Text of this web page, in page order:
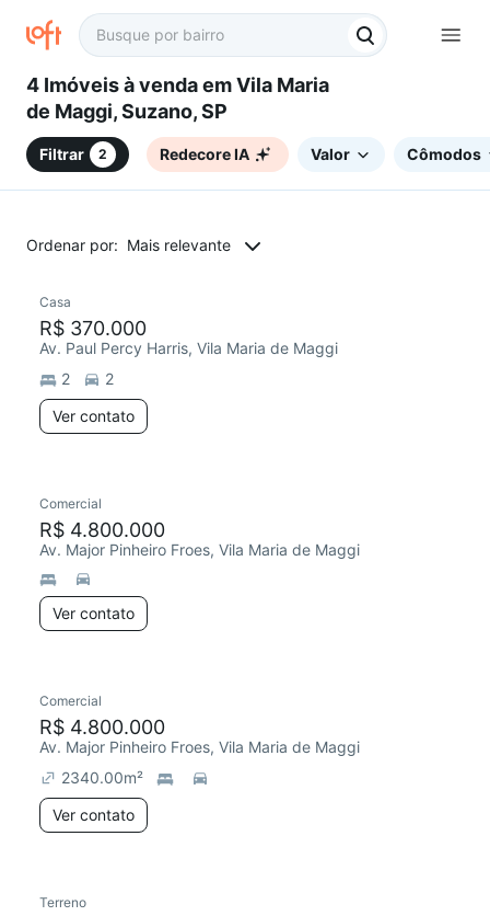
4 Imóveis à venda em Vila Maria
de Maggi, Suzano, SP
Filtrar 2 Redecore IA Valor Cômodos
Ordenar por: Mais relevante
Casa
R$ 370.000
Av. Paul Percy Harris, Vila Maria de Maggi
2
2
Ver contato
Comercial
R$ 4.800.000
Av. Major Pinheiro Froes, Vila Maria de Maggi
Ver contato
Comercial
R$ 4.800.000
Av. Major Pinheiro Froes, Vila Maria de Maggi
2340.00m²
Ver contato
Chegou este mês
Terreno